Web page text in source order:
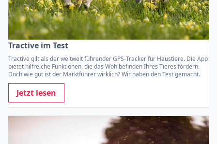
Tractive im Test
Tractive gilt als der weltweit führender GPS-Tracker für Haustiere. Die App
bietet hilfreiche Funktionen, die das Wohlbefinden Ihres Tieres fördern.
Doch wie gut ist der Marktführer wirklich? Wir haben den Test gemacht.
Jetzt lesen